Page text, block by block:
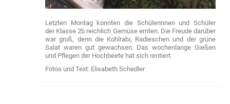
Letzten Montag konnten die Schülerinnen und Schüler
der Klasse 2b reichlich Gemüse ernten. Die Freude darüber
war groß, denn die Kohlrabi, Radieschen und der grüne
Salat waren gut gewachsen. Das wochenlange Gießen
und Pflegen der Hochbeete hat sich rentiert.
Fotos und Text: Elisabeth Schedler